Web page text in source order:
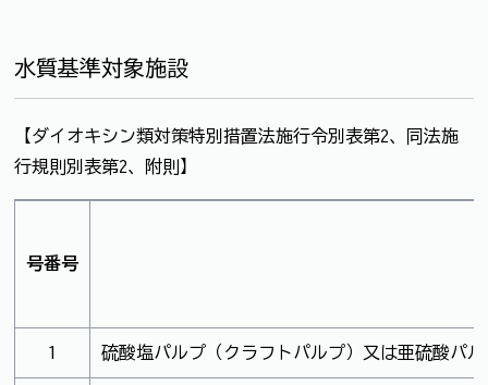
水質基準対象施設
【ダイオキシン類対策特別措置法施行令別表第2、同法施
行規則別表第2、附則】
号番号
1 硫酸塩パルプ（クラフトパルプ）又は亜硫酸パ